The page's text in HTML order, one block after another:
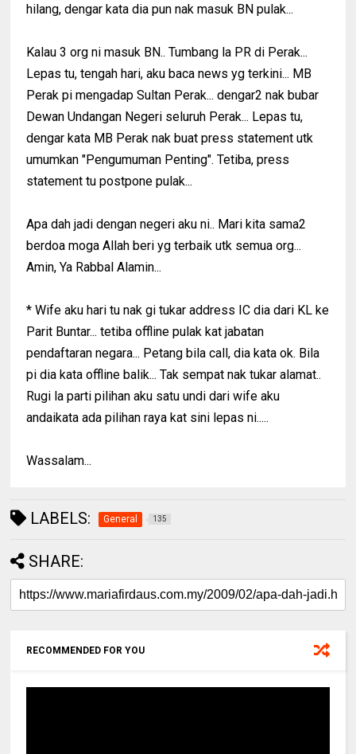
hilang, dengar kata dia pun nak masuk BN pulak...
Kalau 3 org ni masuk BN.. Tumbang la PR di Perak...
Lepas tu, tengah hari, aku baca news yg terkini... MB
Perak pi mengadap Sultan Perak... dengar2 nak bubar
Dewan Undangan Negeri seluruh Perak... Lepas tu,
dengar kata MB Perak nak buat press statement utk
umumkan "Pengumuman Penting". Tetiba, press
statement tu postpone pulak...
Apa dah jadi dengan negeri aku ni.. Mari kita sama2
berdoa moga Allah beri yg terbaik utk semua org...
Amin, Ya Rabbal Alamin...
* Wife aku hari tu nak gi tukar address IC dia dari KL ke
Parit Buntar... tetiba offline pulak kat jabatan
pendaftaran negara... Petang bila call, dia kata ok. Bila
pi dia kata offline balik... Tak sempat nak tukar alamat..
Rugi la parti pilihan aku satu undi dari wife aku
andaikata ada pilihan raya kat sini lepas ni.....
Wassalam...
LABELS: General 135
SHARE:
RECOMMENDED FOR YOU